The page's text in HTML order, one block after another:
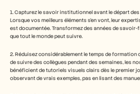
1. Capturez le savoir institutionnel avant le départ
Lorsque vos meilleurs éléments s'en vont, leur
est documentée. Transformez des années de
que tout le monde peut suivre.
2. Réduisez considérablement le temps de formation
de suivre des collègues pendant des semaines, les
bénéficient de tutoriels visuels clairs dès le premier
observant de vrais exemples, pas en lisant des